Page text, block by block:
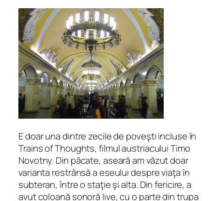
E doar una dintre zecile de poveşti incluse în
Trains of Thoughts, filmul austriacului Timo
Novotny. Din păcate, aseară am văzut doar
varianta restrânsă a eseului despre viaţa în
subteran, între o staţie şi alta. Din fericire, a
avut coloană sonoră live, cu o parte din trupa